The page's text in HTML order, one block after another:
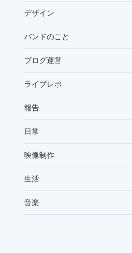
デザイン
バンドのこと
ブログ運営
ライブレポ
報告
日常
映像制作
生活
音楽